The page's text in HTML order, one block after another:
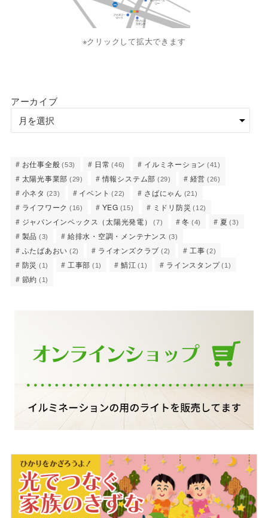
※クリックして拡大できます
アーカイブ
お仕事全般 (53) 日常 (46) イルミネーション (41)
太陽光事業部 (29) 情報システム部 (29) 経営 (26)
小ネタ (23) イベント (22) さばにゃん (21)
ライフワーク (16) YEG (15) ミドリ防災 (12)
ジャパンインペックス（太陽光発電） (7) 冬 (4) 夏 (3)
製品 (3) 給排水・空調・メンテナンス (3)
ふたばあおい (2) ライオンズクラブ (2) 工事 (2)
防災 (1) 工事部 (1) 鯖江 (1) ラインスタンプ (1)
節約 (1)